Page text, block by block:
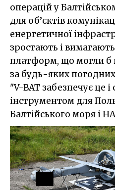
операцій у
для об’єктів
енергетичної
зростають і
платформ, що могли б
за будь-яких
"V-BAT забезпечує це
інструментом для
Балтійського моря і